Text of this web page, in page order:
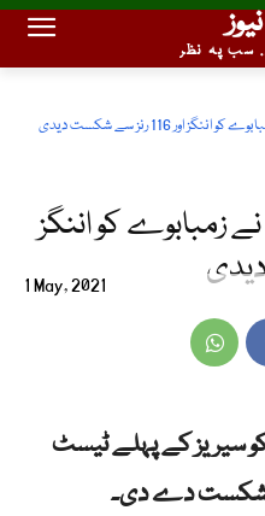
سب پہ نظر
116 رنز سے شکست دیدی
زمبابوے کو اننگز
1 May, 2021
سیریز کے پہلے ٹیسٹ